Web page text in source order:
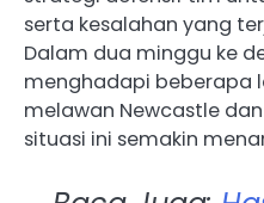
serta kesalahan yang
Dalam dua minggu ke
menghadapi beberapa
melawan Newcastle
situasi ini semakin